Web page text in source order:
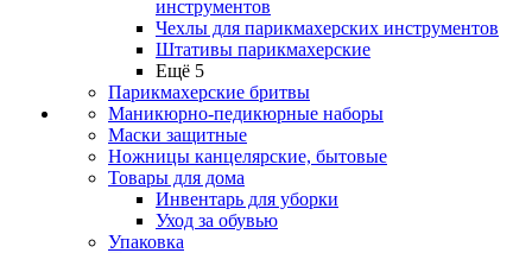
инструментов
Чехлы для парикмахерских инструментов
Штативы парикмахерские
Ещё 5
Парикмахерские бритвы
Маникюрно-педикюрные наборы
Маски защитные
Ножницы канцелярские, бытовые
Товары для дома
Инвентарь для уборки
Уход за обувью
Упаковка